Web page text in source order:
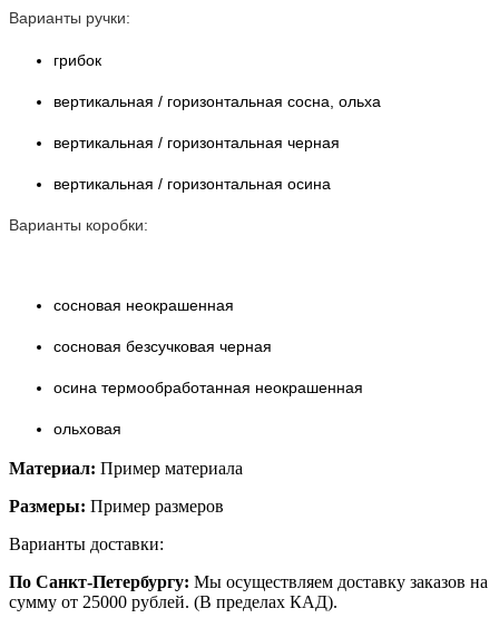
Варианты ручки:
грибок
вертикальная / горизонтальная сосна, ольха
вертикальная / горизонтальная черная
вертикальная / горизонтальная осина
Варианты коробки:
сосновая неокрашенная
сосновая безсучковая черная
осина термообработанная неокрашенная
ольховая
Материал: Пример материала
Размеры: Пример размеров
Варианты доставки:
По Санкт-Петербургу: Мы осуществляем доставку заказов на
сумму от 25000 рублей. (В пределах КАД).